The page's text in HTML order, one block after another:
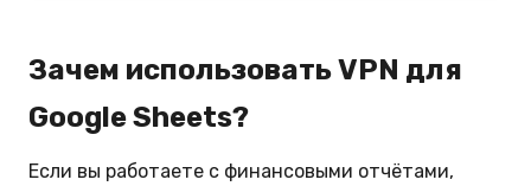
Зачем использовать VPN для
Google Sheets?
Если вы работаете с финансовыми отчётами,